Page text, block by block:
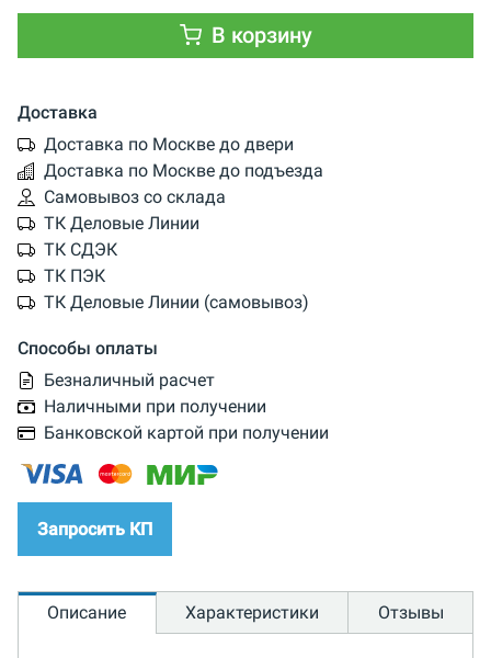
В корзину
Доставка
Доставка по Москве до двери
Доставка по Москве до подъезда
Самовывоз со склада
ТК Деловые Линии
ТК СДЭК
ТК ПЭК
ТК Деловые Линии (самовывоз)
Способы оплаты
Безналичный расчет
Наличными при получении
Банковской картой при получении
Запросить КП
Описание Характеристики Отзывы